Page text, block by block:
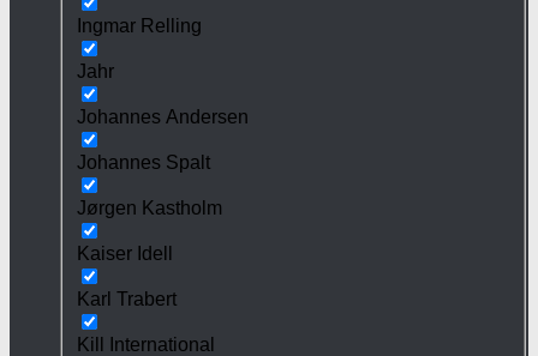
Ingmar Relling
Jahr
Johannes Andersen
Johannes Spalt
Jørgen Kastholm
Kaiser Idell
Karl Trabert
Kill International